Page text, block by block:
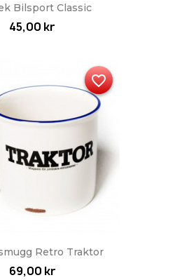
Bilsport Classic
45,00 kr
Retro Traktor
69,00 kr
favorite_border